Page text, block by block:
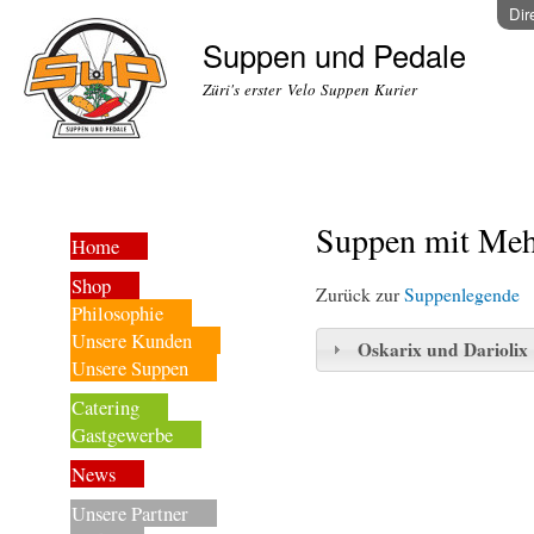
Suppen und Pedale
Züri's erster Velo Suppen Kurier
Home
Shop
Philosophie
Unsere Kunden
Unsere Suppen
Catering
Gastgewerbe
News
Unsere Partner
Suppen mit
Zurück zurSuppenlegende
Oskarix und Dariolix